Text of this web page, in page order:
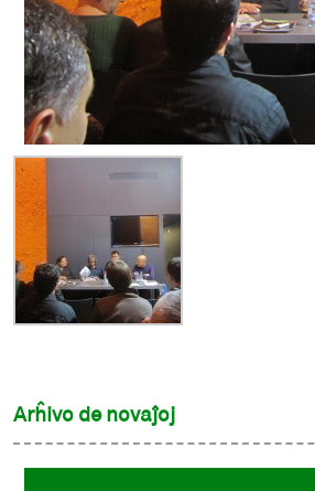
Arĥivo de novaĵoj